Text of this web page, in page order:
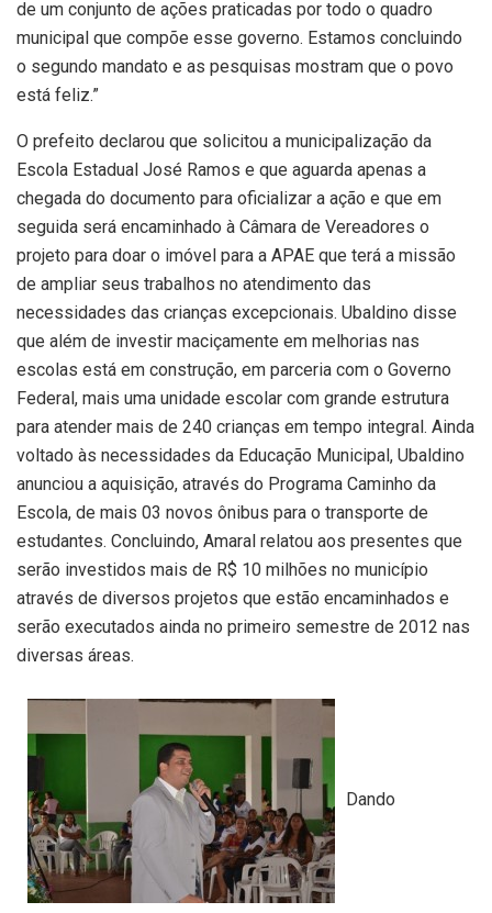
de um conjunto de ações praticadas por todo o quadro
municipal que compõe esse governo. Estamos concluindo
o segundo mandato e as pesquisas mostram que o povo
está feliz.”
O prefeito declarou que solicitou a municipalização da
Escola Estadual José Ramos e que aguarda apenas a
chegada do documento para oficializar a ação e que em
seguida será encaminhado à Câmara de Vereadores o
projeto para doar o imóvel para a APAE que terá a missão
de ampliar seus trabalhos no atendimento das
necessidades das crianças excepcionais. Ubaldino disse
que além de investir maciçamente em melhorias nas
escolas está em construção, em parceria com o Governo
Federal, mais uma unidade escolar com grande estrutura
para atender mais de 240 crianças em tempo integral. Ainda
voltado às necessidades da Educação Municipal, Ubaldino
anunciou a aquisição, através do Programa Caminho da
Escola, de mais 03 novos ônibus para o transporte de
estudantes. Concluindo, Amaral relatou aos presentes que
serão investidos mais de R$ 10 milhões no município
através de diversos projetos que estão encaminhados e
serão executados ainda no primeiro semestre de 2012 nas
diversas áreas.
Dando